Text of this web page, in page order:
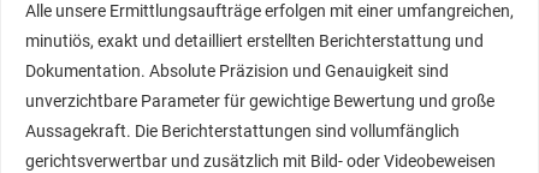
Alle unsere Ermittlungsaufträge erfolgen mit einer umfangreichen,
minutiös, exakt und detailliert erstellten Berichterstattung und
Dokumentation. Absolute Präzision und Genauigkeit sind
unverzichtbare Parameter für gewichtige Bewertung und große
Aussagekraft. Die Berichterstattungen sind vollumfänglich
gerichtsverwertbar und zusätzlich mit Bild- oder Videobeweisen